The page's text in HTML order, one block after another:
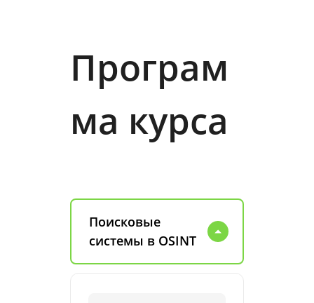
Програм
ма курса
Поисковые
системы в OSINT